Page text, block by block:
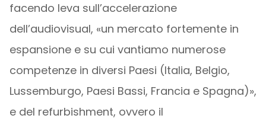
facendo leva sull’accelerazione
dell’audiovisual, «un mercato fortemente in
espansione e su cui vantiamo numerose
competenze in diversi Paesi (Italia, Belgio,
Lussemburgo, Paesi Bassi, Francia e Spagna)»,
e del refurbishment, ovvero il